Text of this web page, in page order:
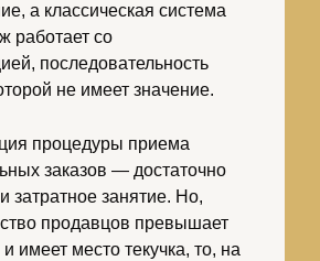
а классическая система
работает со
последовательность
не имеет значение.
процедуры приема
заказов — достаточно
затратное занятие. Но,
продавцов превышает
имеет место текучка, то, на